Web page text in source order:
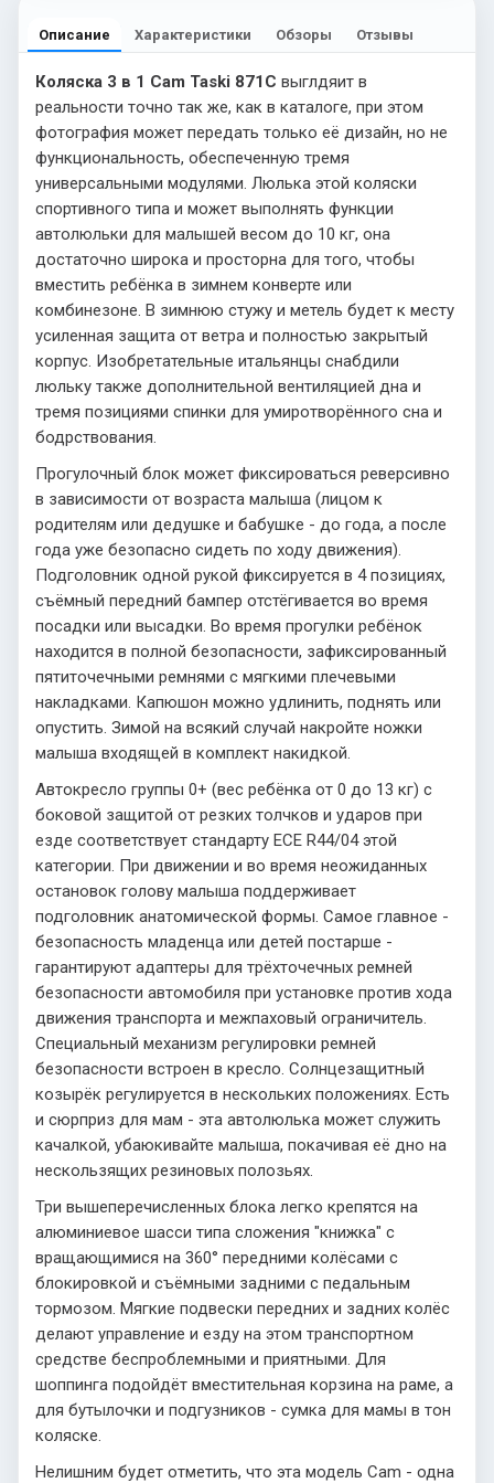
Описание Характеристики Обзоры Отзывы
Коляска 3 в 1 Cam Taski 871C выглдяит в
реальности точно так же, как в каталоге, при этом
фотография может передать только её дизайн, но не
функциональность, обеспеченную тремя
универсальными модулями. Люлька этой коляски
спортивного типа и может выполнять функции
автолюльки для малышей весом до 10 кг, она
достаточно широка и просторна для того, чтобы
вместить ребёнка в зимнем конверте или
комбинезоне. В зимнюю стужу и метель будет к месту
усиленная защита от ветра и полностью закрытый
корпус. Изобретательные итальянцы снабдили
люльку также дополнительной вентиляцией дна и
тремя позициями спинки для умиротворённого сна и
бодрствования.
Прогулочный блок может фиксироваться реверсивно
в зависимости от возраста малыша (лицом к
родителям или дедушке и бабушке - до года, а после
года уже безопасно сидеть по ходу движения).
Подголовник одной рукой фиксируется в 4 позициях,
съёмный передний бампер отстёгивается во время
посадки или высадки. Во время прогулки ребёнок
находится в полной безопасности, зафиксированный
пятиточечными ремнями с мягкими плечевыми
накладками. Капюшон можно удлинить, поднять или
опустить. Зимой на всякий случай накройте ножки
малыша входящей в комплект накидкой.
Автокресло группы 0+ (вес ребёнка от 0 до 13 кг) с
боковой защитой от резких толчков и ударов при
езде соответствует стандарту ECE R44/04 этой
категории. При движении и во время неожиданных
остановок голову малыша поддерживает
подголовник анатомической формы. Самое главное -
безопасность младенца или детей постарше -
гарантируют адаптеры для трёхточечных ремней
безопасности автомобиля при установке против хода
движения транспорта и межпаховый ограничитель.
Специальный механизм регулировки ремней
безопасности встроен в кресло. Солнцезащитный
козырёк регулируется в нескольких положениях. Есть
и сюрприз для мам - эта автолюлька может служить
качалкой, убаюкивайте малыша, покачивая её дно на
нескользящих резиновых полозьях.
Три вышеперечисленных блока легко крепятся на
алюминиевое шасси типа сложения "книжка" с
вращающимися на 360° передними колёсами с
блокировкой и съёмными задними с педальным
тормозом. Мягкие подвески передних и задних колёс
делают управление и езду на этом транспортном
средстве беспроблемными и приятными. Для
шоппинга подойдёт вместительная корзина на раме, а
для бутылочки и подгузников - сумка для мамы в тон
коляске.
Нелишним будет отметить, что эта модель Cam - одна